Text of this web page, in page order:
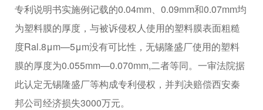
专利说明书实施例记载的0.04mm、0.09mm和0.07mm均
为塑料膜的厚度，与被诉侵权人使用的塑料膜表面粗糙
度Ral.8μm—5μm没有可比性，无锡隆盛厂使用的塑料
膜的厚度为0.055mm—0.070mm,二者等同。一审法院据
此认定无锡隆盛厂等构成专利侵权，并判决赔偿西安秦
邦公司经济损失3000万元。